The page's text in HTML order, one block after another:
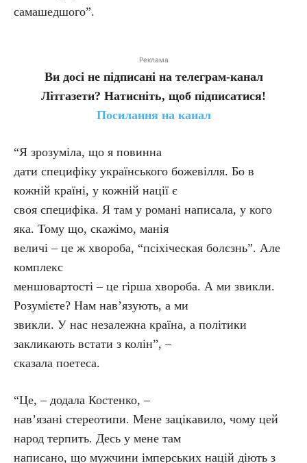
самашедшого”.
Реклама
Ви досі не підписані на телеграм-канал
Літгазети? Натисніть, щоб підписатися!
Посилання на канал
“Я зрозуміла, що я повинна
дати специфіку українського божевілля. Бо в
кожній країні, у кожній нації є
своя специфіка. Я там у романі написала, у кого
яка. Тому що, скажімо, манія
величі – це ж хвороба, “псіхіческая болєзнь”. Але
комплекс
меншовартості – це гірша хвороба. А ми звикли.
Розумієте? Нам нав’язують, а ми
звикли. У нас незалежна країна, а політики
закликають встати з колін”, –
сказала поетеса.
“Це, – додала Костенко, –
нав’язані стереотипи. Мене зацікавило, чому цей
народ терпить. Десь у мене там
написано, що мужчини імперських націй діють з